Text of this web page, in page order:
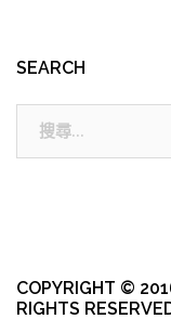
SEARCH
COPYRIGHT ©
RIGHTS